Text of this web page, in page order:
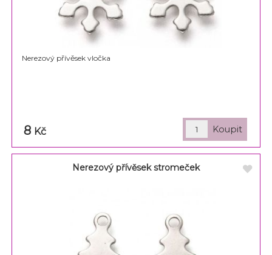
Nerezový přívěsek vločka
8 Kč
Nerezový přívěsek stromeček